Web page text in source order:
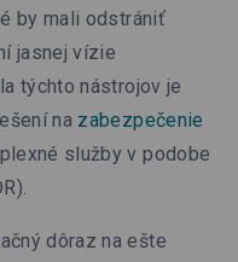
by mali odstrániť
jasnej vízie
týchto nástrojov je
na zabezpečenie
služby v podobe
dôraz na ešte